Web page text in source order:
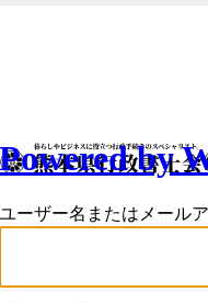
Powered by
ユーザー名またはメール